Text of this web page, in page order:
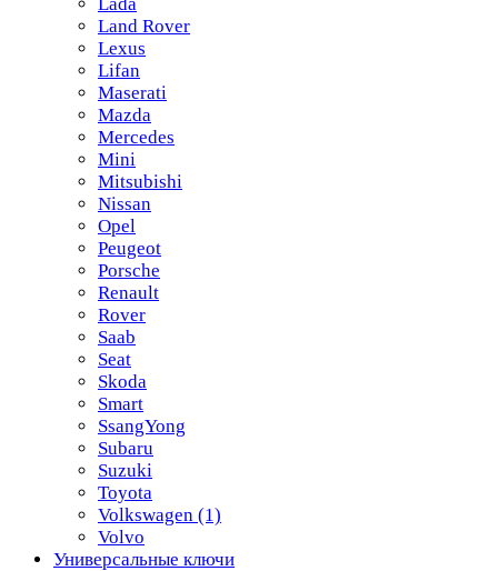
Land Rover
Lexus
Lifan
Maserati
Mazda
Mercedes
Mini
Mitsubishi
Nissan
Opel
Peugeot
Porsche
Renault
Rover
Saab
Seat
Skoda
Smart
SsangYong
Subaru
Suzuki
Toyota
Volkswagen (1)
Volvo
Универсальные ключи